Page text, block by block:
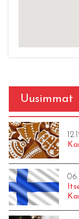
Uusimmat